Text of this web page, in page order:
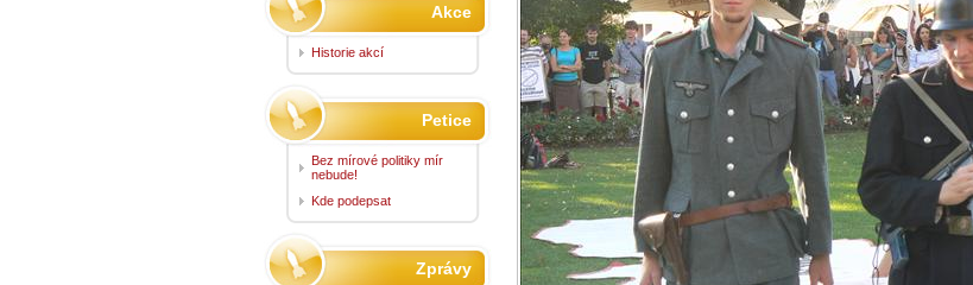
Akce
Historie akcí
Petice
Bez mírové politiky mír
nebude!
Kde podepsat
Zprávy